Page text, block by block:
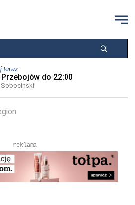
teraz
do 22:00
reklama